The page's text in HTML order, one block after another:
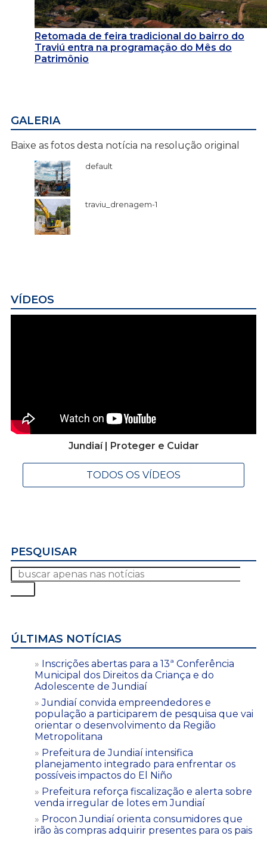
Retomada de feira tradicional do bairro do
Traviú entra na programação do Mês do
Patrimônio
GALERIA
Baixe as fotos desta notícia na resolução original
default
traviu_drenagem-1
VÍDEOS
Jundiaí | Proteger e Cuidar
TODOS OS VÍDEOS
PESQUISAR
ÚLTIMAS NOTÍCIAS
Inscrições abertas para a 13ª Conferência
Municipal dos Direitos da Criança e do
Adolescente de Jundiaí
Jundiaí convida empreendedores e
população a participarem de pesquisa que vai
orientar o desenvolvimento da Região
Metropolitana
Prefeitura de Jundiaí intensifica
planejamento integrado para enfrentar os
possíveis impactos do El Niño
Prefeitura reforça fiscalização e alerta sobre
venda irregular de lotes em Jundiaí
Procon Jundiaí orienta consumidores que
irão às compras adquirir presentes para os pais